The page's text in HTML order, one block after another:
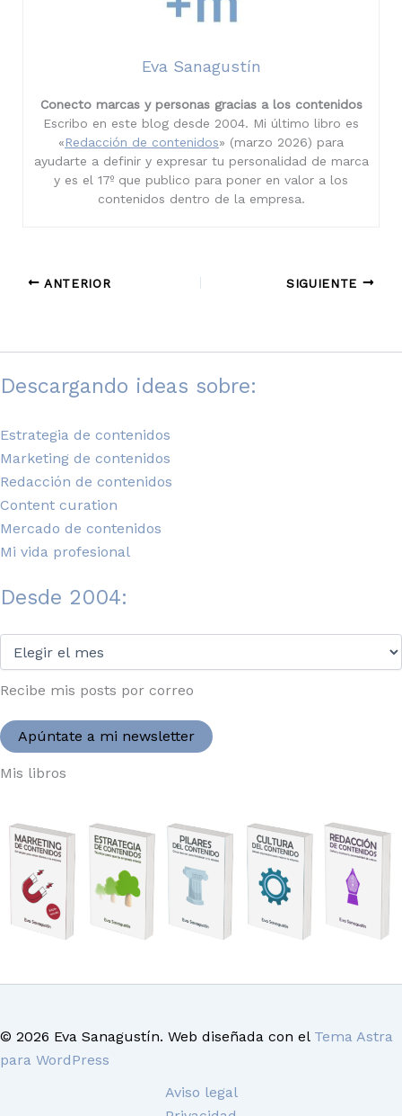
Eva Sanagustín
Conecto marcas y personas gracias a los contenidos
Escribo en este blog desde 2004. Mi último libro es
«Redacción de contenidos» (marzo 2026) para
ayudarte a definir y expresar tu personalidad de marca
y es el 17º que publico para poner en valor a los
contenidos dentro de la empresa.
ANTERIOR SIGUIENTE
Descargando ideas sobre:
Estrategia de contenidos
Marketing de contenidos
Redacción de contenidos
Content curation
Mercado de contenidos
Mi vida profesional
Desde 2004:
2004:
Recibe mis posts por correo
Apúntate a mi newsletter
Mis libros
© 2026 Eva Sanagustín. Web diseñada con el Tema Astra
para WordPress
Aviso legal